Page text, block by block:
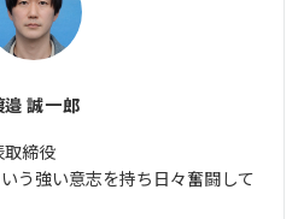
邉 誠一郎
取締役
う強い意志を持ち日々奮闘して